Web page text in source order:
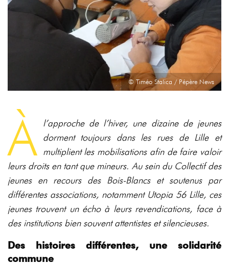
© Timéo Stalica / Pépère News
À
l’approche de l’hiver, une dizaine de jeunes
dorment toujours dans les rues de Lille et
multiplient les mobilisations afin de faire valoir
leurs droits en tant que mineurs. Au sein du Collectif des
jeunes en recours des Bois-Blancs et soutenus par
différentes associations, notamment Utopia 56 Lille, ces
jeunes trouvent un écho à leurs revendications, face à
des institutions bien souvent attentistes et silencieuses.
Des histoires différentes, une solidarité
commune